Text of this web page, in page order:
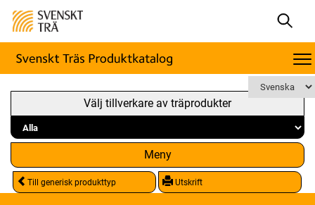
Välj tillverkare av träprodukter
Meny
Till generisk produkttyp Utskrift